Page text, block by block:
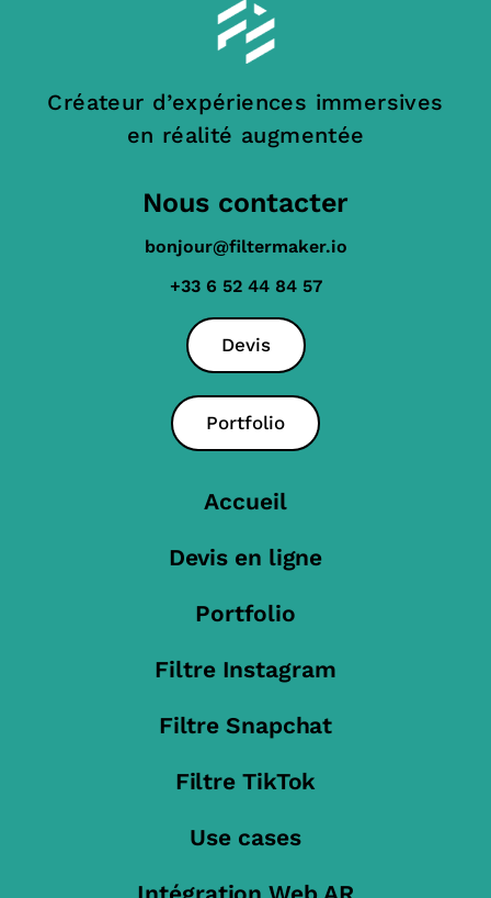
Créateur d’expériences immersives
en réalité augmentée
Nous contacter
bonjour@filtermaker.io
+33 6 52 44 84 57
Devis
Portfolio
Accueil
Devis en ligne
Portfolio
Filtre Instagram
Filtre Snapchat
Filtre TikTok
Use cases